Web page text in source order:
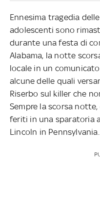
Ennesima tragedia
adolescenti sono
durante una festa di
Alabama, la notte
locale in un
alcune delle quali
Riserbo sul killer che
Sempre la scorsa
feriti in una sparatoria
Lincoln in Pennsylvania.